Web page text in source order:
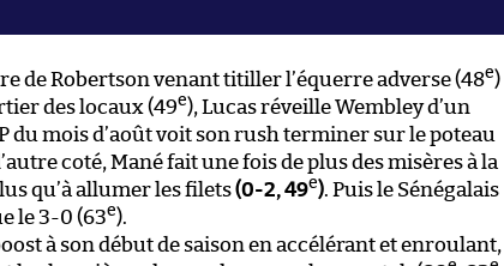
de Robertson venant titiller l’équerre adverse (48e)
des locaux (49e), Lucas réveille Wembley d’un
du mois d’août voit son rush terminer sur le poteau
coté, Mané fait une fois de plus des misères à la
qu’à allumer les filets(0-2, 49e). Puis le Sénégalais
le 3-0 (63e).
à son début de saison en accélérant et enroulant,